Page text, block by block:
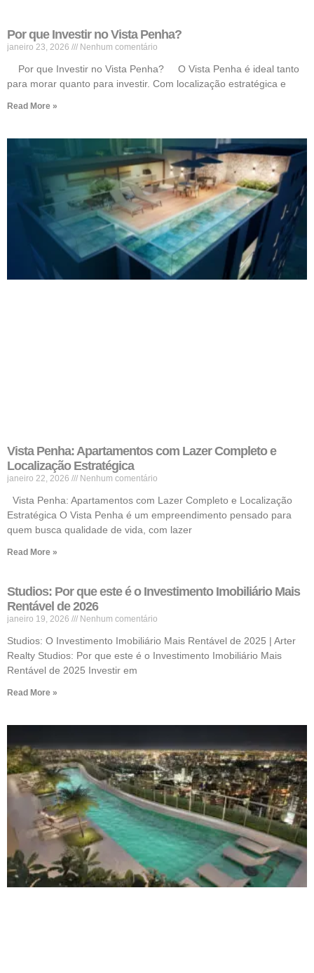
Por que Investir no Vista Penha?
janeiro 23, 2026 Nenhum comentário
Por que Investir no Vista Penha? O Vista Penha é ideal tanto
para morar quanto para investir. Com localização estratégica e
Read More »
Vista Penha: Apartamentos com Lazer Completo e
Localização Estratégica
janeiro 22, 2026 Nenhum comentário
Vista Penha: Apartamentos com Lazer Completo e Localização
Estratégica O Vista Penha é um empreendimento pensado para
quem busca qualidade de vida, com lazer
Read More »
Studios: Por que este é o Investimento Imobiliário Mais
Rentável de 2026
janeiro 19, 2026 Nenhum comentário
Studios: O Investimento Imobiliário Mais Rentável de 2025 | Arter
Realty Studios: Por que este é o Investimento Imobiliário Mais
Rentável de 2025 Investir em
Read More »